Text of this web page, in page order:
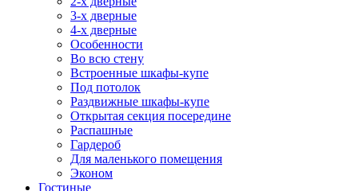
3-х дверные
4-х дверные
Особенности
Во всю стену
Встроенные шкафы-купе
Под потолок
Раздвижные шкафы-купе
Открытая секция посередине
Распашные
Гардероб
Для маленького помещения
Эконом
Гостиные